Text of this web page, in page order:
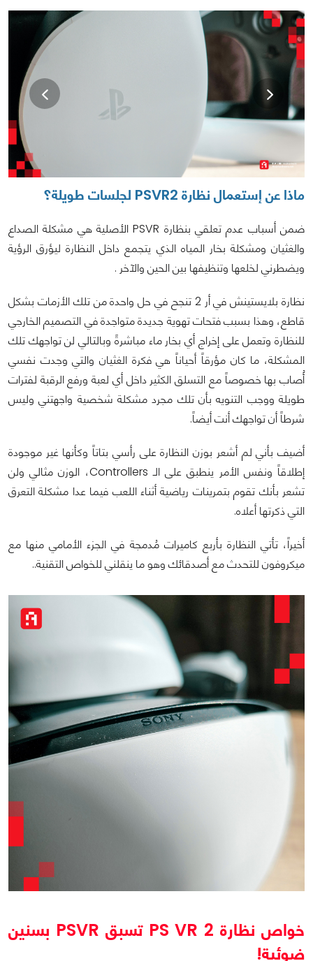
ماذا عن إستعمال نظارة PSVR2 لجلسات طويلة؟
ضمن أسباب عدم تعلقي بنظارة PSVR الأصلية هي مشكلة الصداع
والغثيان ومشكلة بخار المياه الذي يتجمع داخل النظارة ليؤرق الرؤية
ويضطرني لخلعها وتنظيفها بين الحين والآخر .
نظارة بلايستينش في أر 2 تنجح في حل واحدة من تلك الأزمات بشكل
قاطع، وهذا بسبب فتحات تهوية جديدة متواجدة في التصميم الخارجي
للنظارة وتعمل على إخراج أي بخار ماء مباشرةً وبالتالي لن تواجهك تلك
المشكلة، ما كان مؤرقاً أحياناً هي فكرة الغثيان والتي وجدت نفسي
أُصاب بها خصوصاً مع التسلق الكثير داخل أي لعبة ورفع الرقبة لفترات
طويلة ووجب التنويه بأن تلك مجرد مشكلة شخصية واجهتني وليس
شرطاً أن تواجهك أنت أيضاً.
أضيف بأني لم أشعر بوزن النظارة على رأسي بتاتاً وكأنها غير موجودة
إطلاقاً ونفس الأمر ينطبق على الـ Controllers، الوزن مثالي ولن
تشعر بأنك تقوم بتمرينات رياضية أثناء اللعب فيما عدا مشكلة التعرق
التي ذكرتها أعلاه.
أخيراً، تأتي النظارة بأربع كاميرات مُدمجة في الجزء الأمامي منها مع
ميكروفون للتحدث مع أصدقائك وهو ما ينقلني للخواص التقنية..
خواص نظارة PS VR 2 تسبق PSVR بسنين
ضوئية!